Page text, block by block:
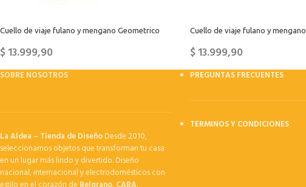
Cuello de viaje fulano y mengano Geometrico
$13.999,90
Cuello de viaje fulano y mengano
$13.999,90
SOBRE NOSOTROS
La Aldea – Tienda de DiseñoDesde 2010,
seleccionamos objetos que transforman tu casa
en un lugar más lindo y divertido. Diseño
nacional, internacional y electrodomésticos con
PREGUNTAS FRECUENTES
TERMINOS Y CONDICIONES